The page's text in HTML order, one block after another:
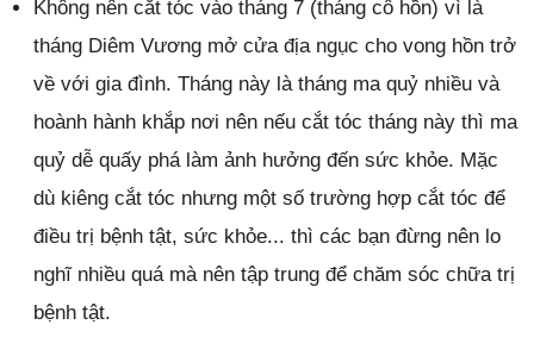
Không nên cắt tóc vào tháng 7 (tháng cô hồn) vì là
tháng Diêm Vương mở cửa địa ngục cho vong hồn trở
về với gia đình. Tháng này là tháng ma quỷ nhiều và
hoành hành khắp nơi nên nếu cắt tóc tháng này thì ma
quỷ dễ quấy phá làm ảnh hưởng đến sức khỏe. Mặc
dù kiêng cắt tóc nhưng một số trường hợp cắt tóc để
điều trị bệnh tật, sức khỏe... thì các bạn đừng nên lo
nghĩ nhiều quá mà nên tập trung để chăm sóc chữa trị
bệnh tật.